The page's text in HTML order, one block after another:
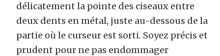
délicatement la pointe des ciseaux entre
deux dents en métal, juste au-dessous de la
partie où le curseur est sorti. Soyez précis et
prudent pour ne pas endommager